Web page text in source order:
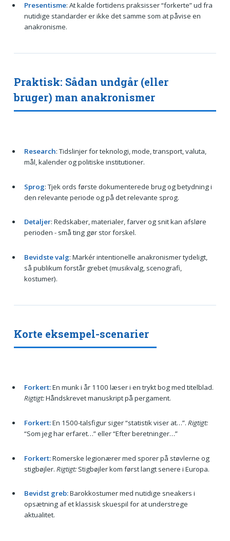
Presentisme: At kalde fortidens praksisser “forkerte” ud fra
nutidige standarder er ikke det samme som at påvise en
anakronisme.
Praktisk: Sådan undgår (eller
bruger) man anakronismer
Research: Tidslinjer for teknologi, mode, transport, valuta,
mål, kalender og politiske institutioner.
Sprog: Tjek ords første dokumenterede brug og betydning i
den relevante periode og på det relevante sprog.
Detaljer: Redskaber, materialer, farver og snit kan afsløre
perioden - små ting gør stor forskel.
Bevidste valg: Markér intentionelle anakronismer tydeligt,
så publikum forstår grebet (musikvalg, scenografi,
kostumer).
Korte eksempel-scenarier
Forkert:En munk i år 1100 læser i en trykt bog med titelblad.
Rigtigt:Håndskrevet manuskript på pergament.
Forkert:En 1500-talsfigur siger “statistik viser at…”. Rigtigt:
“Som jeg har erfaret…” eller “Efter beretninger…”
Forkert:Romerske legionærer med sporer på støvlerne og
stigbøjler. Rigtigt:Stigbøjler kom først langt senere i Europa.
Bevidst greb:Barokkostumer med nutidige sneakers i
opsætning af et klassisk skuespil for at understrege
aktualitet.